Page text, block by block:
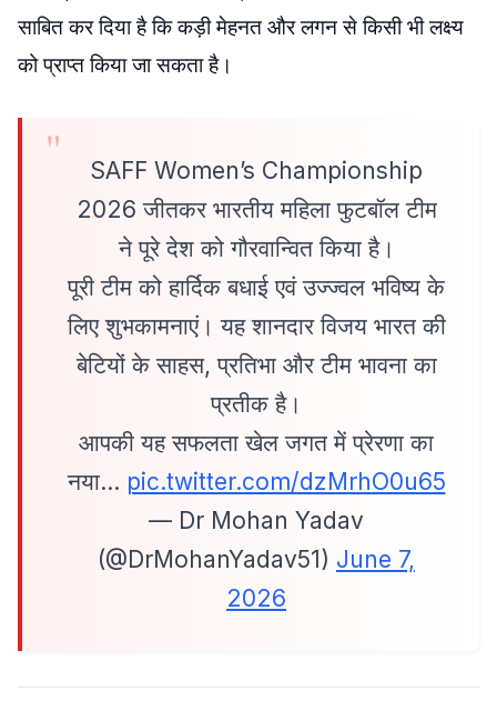
साबित कर दिया है कि कड़ी मेहनत और लगन से किसी भी लक्ष्य
को प्राप्त किया जा सकता है।
SAFF Women’s Championship
2026 जीतकर भारतीय महिला फुटबॉल टीम
ने पूरे देश को गौरवान्वित किया है।
पूरी टीम को हार्दिक बधाई एवं उज्ज्वल भविष्य के
लिए शुभकामनाएं। यह शानदार विजय भारत की
बेटियों के साहस, प्रतिभा और टीम भावना का
प्रतीक है।
आपकी यह सफलता खेल जगत में प्रेरणा का
नया… pic.twitter.com/dzMrhO0u65
— Dr Mohan Yadav
(@DrMohanYadav51) June 7,
2026